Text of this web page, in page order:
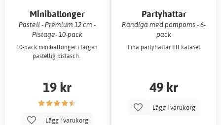
Miniballonger
Pastell - Premium 12 cm -
Pistage- 10-pack
10-pack miniballonger i färgen
pastellig pistasch.
19 kr
Lägg i varukorg
Partyhattar
Randiga med pompoms - 6-
pack
Fina partyhattar till kalaset
49 kr
Lägg i varukorg